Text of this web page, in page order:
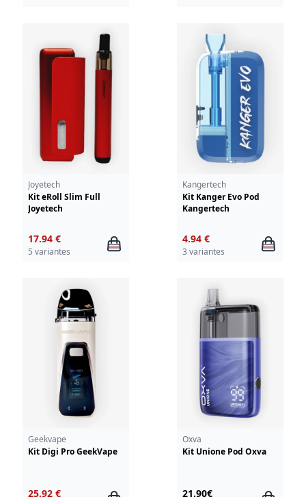
Joyetech
Kit eRoll Slim Full
Joyetech
17.94 €
5 variantes
Kangertech
Kit Kanger Evo Pod
Kangertech
4.94 €
3 variantes
Geekvape
Kit Digi Pro GeekVape
25.92 €
Oxva
Kit Unione Pod Oxva
21.90€